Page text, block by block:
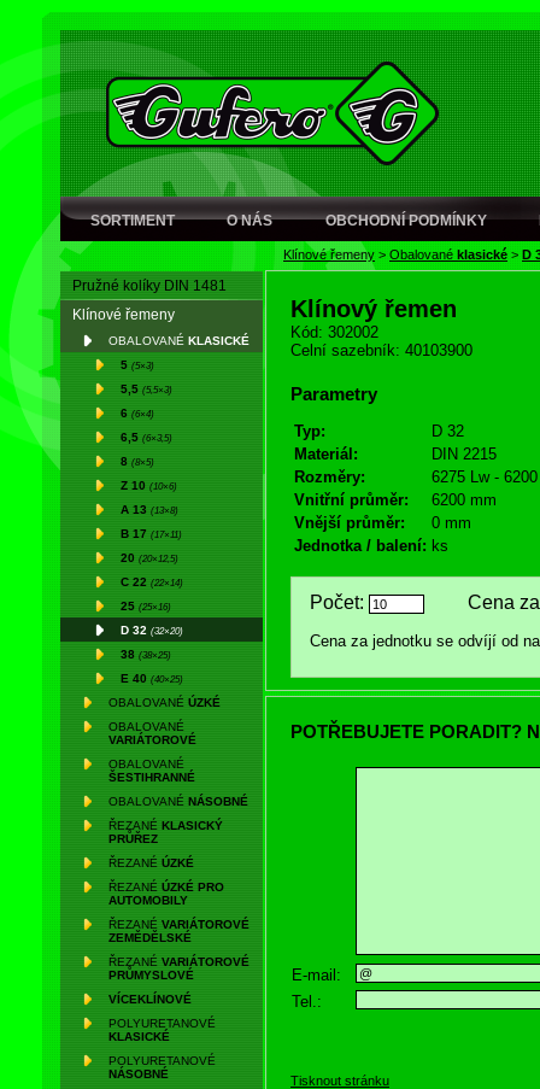
SORTIMENT O NÁS OBCHODNÍ PODMÍNKY
Klínové řemeny > Obalované klasické > D
Pružné kolíky DIN 1481
Klínové řemeny
OBALOVANÉ KLASICKÉ
5 (5×3)
5,5 (5,5×3)
6 (6×4)
6,5 (6×3,5)
8 (8×5)
Z 10 (10×6)
A 13 (13×8)
B 17 (17×11)
20 (20×12,5)
C 22 (22×14)
25 (25×16)
D 32 (32×20)
38 (38×25)
E 40 (40×25)
OBALOVANÉ ÚZKÉ
OBALOVANÉ
VARIÁTOROVÉ
OBALOVANÉ
ŠESTIHRANNÉ
OBALOVANÉ NÁSOBNÉ
ŘEZANÉ KLASICKÝ
PRŮŘEZ
ŘEZANÉ ÚZKÉ
ŘEZANÉ ÚZKÉ PRO
AUTOMOBILY
ŘEZANÉ VARIÁTOROVÉ
ZEMĚDĚLSKÉ
ŘEZANÉ VARIÁTOROVÉ
PRŮMYSLOVÉ
VÍCEKLÍNOVÉ
POLYURETANOVÉ
KLASICKÉ
POLYURETANOVÉ
NÁSOBNÉ
Klínový řemen
Kód: 302002
Celní sazebník: 40103900
Parametry
Typ:
D 32
Materiál:
DIN 2215
Rozměry:
6275 Lw -
Vnitřní průměr:
6200 mm
Vnější průměr:
0 mm
Jednotka / balení: ks
Počet: Cena za
Cena za jednotku se odvíjí od
POTŘEBUJETE PORADIT?
E-mail:
Tel.:
Tisknout stránku